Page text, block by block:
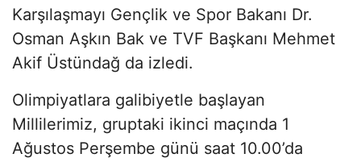
Karşılaşmayı Gençlik ve Spor Bakanı Dr.
Osman Aşkın Bak ve TVF Başkanı Mehmet
Akif Üstündağ da izledi.
Olimpiyatlara galibiyetle başlayan
Millilerimiz, gruptaki ikinci maçında 1
Ağustos Perşembe günü saat 10.00’da